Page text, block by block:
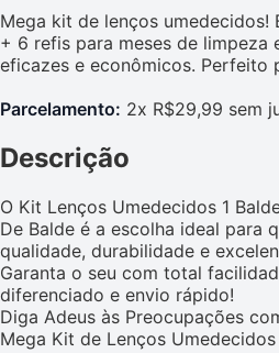
Mega kit de lenços umedecidos!
+ 6 refis para meses de limpeza
eficazes e econômicos. Perfeito
Parcelamento: 2x R$29,99 sem
Descrição
O Kit Lenços Umedecidos 1
De Balde é a escolha ideal para
qualidade, durabilidade e
Garanta o seu com total
diferenciado e envio rápido!
Diga Adeus às Preocupações
Mega Kit de Lenços Umedecidos